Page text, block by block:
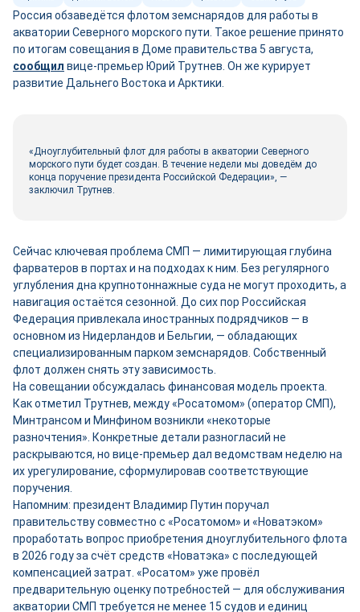
Россия обзаведётся флотом земснарядов для работы в
акватории Северного морского пути. Такое решение принято
по итогам совещания в Доме правительства 5 августа,
сообщил вице-премьер Юрий Трутнев. Он же курирует
развитие Дальнего Востока и Арктики.
«Дноуглубительный флот для работы в акватории Северного
морского пути будет создан. В течение недели мы доведём до
конца поручение президента Российской Федерации», —
заключил Трутнев.
Сейчас ключевая проблема СМП — лимитирующая глубина
фарватеров в портах и на подходах к ним. Без регулярного
углубления дна крупнотоннажные суда не могут проходить, а
навигация остаётся сезонной. До сих пор Российская
Федерация привлекала иностранных подрядчиков — в
основном из Нидерландов и Бельгии, — обладающих
специализированным парком земснарядов. Собственный
флот должен снять эту зависимость.
На совещании обсуждалась финансовая модель проекта.
Как отметил Трутнев, между «Росатомом» (оператор СМП),
Минтрансом и Минфином возникли «некоторые
разночтения». Конкретные детали разногласий не
раскрываются, но вице-премьер дал ведомствам неделю на
их урегулирование, сформулировав соответствующие
поручения.
Напомним: президент Владимир Путин поручал
правительству совместно с «Росатомом» и «Новатэком»
проработать вопрос приобретения дноуглубительного флота
в 2026 году за счёт средств «Новатэка» с последующей
компенсацией затрат. «Росатом» уже провёл
предварительную оценку потребностей — для обслуживания
акватории СМП требуется не менее 15 судов и единиц